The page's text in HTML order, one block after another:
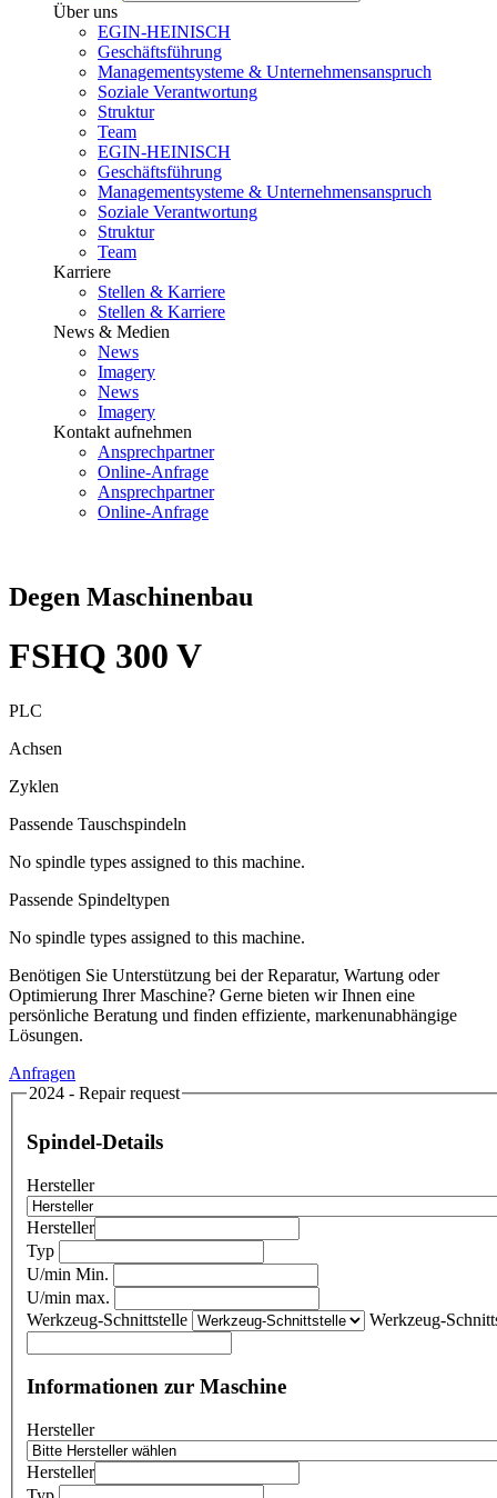
Über uns
EGIN-HEINISCH
Geschäftsführung
Managementsysteme & Unternehmensanspruch
Soziale Verantwortung
Struktur
Team
EGIN-HEINISCH
Geschäftsführung
Managementsysteme & Unternehmensanspruch
Soziale Verantwortung
Struktur
Team
Karriere
Stellen & Karriere
Stellen & Karriere
News & Medien
News
Imagery
News
Imagery
Kontakt aufnehmen
Ansprechpartner
Online-Anfrage
Ansprechpartner
Online-Anfrage
Degen Maschinenbau
FSHQ 300 V
PLC
Achsen
Zyklen
Passende Tauschspindeln
No spindle types assigned to this machine.
Passende Spindeltypen
No spindle types assigned to this machine.
Benötigen Sie Unterstützung bei der Reparatur, Wartung oder
Optimierung Ihrer Maschine? Gerne bieten wir Ihnen eine
persönliche Beratung und finden effiziente, markenunabhängige
Lösungen.
Anfragen
2024 - Repair request
Spindel-Details
Hersteller
Hersteller
Typ
U/min Min.
U/min max.
Werkzeug-Schnittstelle
Werkzeug-
Informationen zur Maschine
Hersteller
Hersteller